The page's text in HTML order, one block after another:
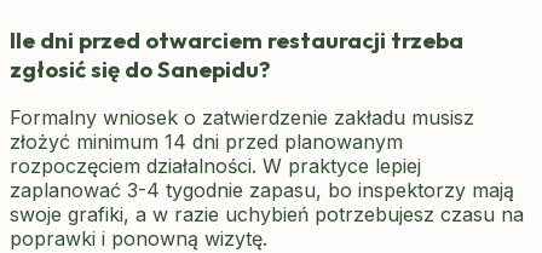
Ile dni przed otwarciem restauracji trzeba
zgłosić się do Sanepidu?
Formalny wniosek o zatwierdzenie zakładu musisz
złożyć minimum 14 dni przed planowanym
rozpoczęciem działalności. W praktyce lepiej
zaplanować 3-4 tygodnie zapasu, bo inspektorzy mają
swoje grafiki, a w razie uchybień potrzebujesz czasu na
poprawki i ponowną wizytę.